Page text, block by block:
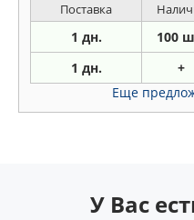
Поставка
1 дн. 100
1 дн. +
Еще
У Вас